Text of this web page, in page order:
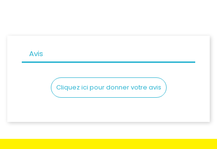
Avis
Cliquez ici pour donner votre avis